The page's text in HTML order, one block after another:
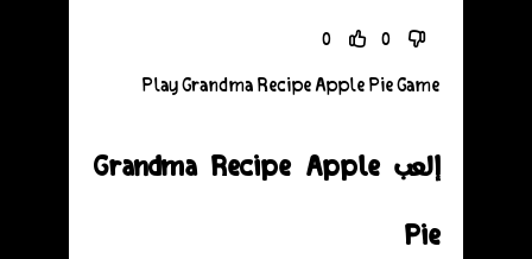
0
0
Play Grandma Recipe Apple Pie Game
إلعب Grandma Recipe Apple
Pie